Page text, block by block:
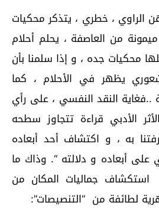
الراوي ، خطري ، يتذكر محكيات
من العاصفة ، يحلم أحلام
محكيات جده ، و إذا سلمنا بأن
يظهر في الأحلام ، كما
..فغاية النقد النفسي ، على رأي
الأدبي قراءة تتجاوز سطحه
به ، و اكتشاف أحد أبعاده
أبعاده و دلالته “. وذاك ما
جماليات المكان من
لطائفة من “التنصيصات”: